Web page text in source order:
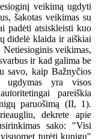
veikimą ugdyti
šakotas veikimas su
padėti atsiskleisti kuo
didelė klaida ir aiškiai
veikimas,
ir kad galima be
savo, kaip Bažnyčios
ugdymas yra visos
pareiškia
paruošimą (II, 1).
dekrete apie
sako: "Visi
turėti kunigų"